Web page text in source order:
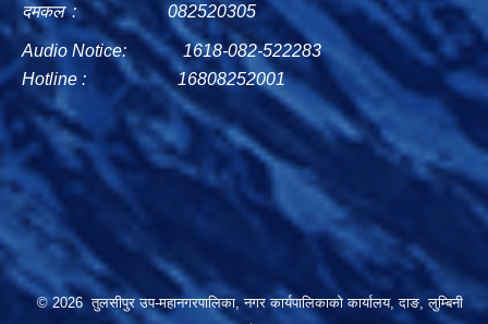
दमकल : 082520305
Audio Notice: 1618-082-522283
Hotline : 16808252001
© 2026 तुलसीपुर उप-महानगरपालिका, नगर कार्यपालिकाको कार्यालय, दाङ, लुम्बिनी